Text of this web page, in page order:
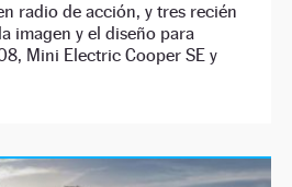
radio de acción, y tres recién
imagen y el diseño para
Mini Electric Cooper SE y